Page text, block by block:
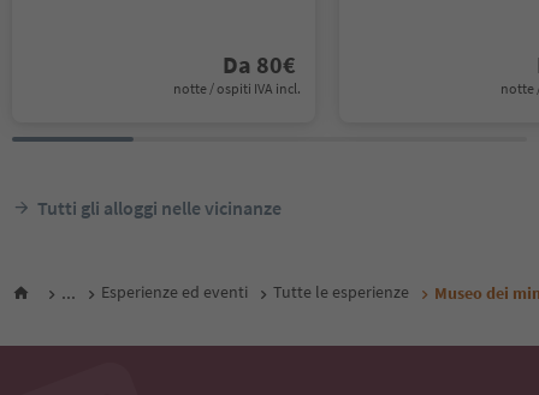
Da 80€
notte / ospiti IVA incl. notte
Tutti gli alloggi nelle vicinanze
... Esperienze ed eventi Tutte le esperienze Museo dei